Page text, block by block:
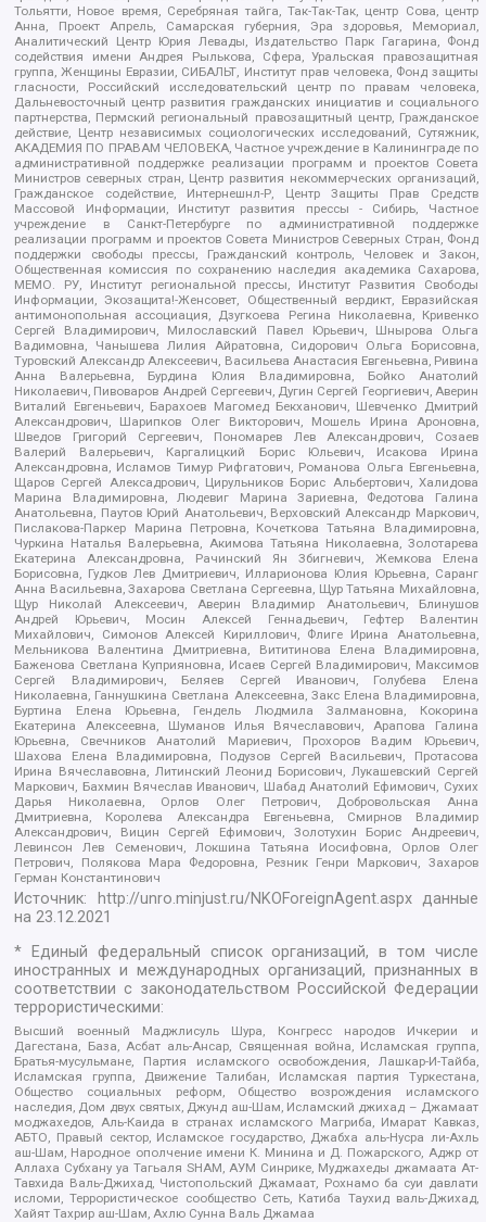
Тольятти, Новое время, Серебряная тайга, Так-Так-Так, центр Сова, центр
Анна, Проект Апрель, Самарская губерния, Эра здоровья, Мемориал,
Аналитический Центр Юрия Левады, Издательство Парк Гагарина, Фонд
содействия имени Андрея Рылькова, Сфера, Уральская правозащитная
группа, Женщины Евразии, СИБАЛЬТ, Институт прав человека, Фонд защиты
гласности, Российский исследовательский центр по правам человека,
Дальневосточный центр развития гражданских инициатив и социального
партнерства, Пермский региональный правозащитный центр, Гражданское
действие, Центр независимых социологических исследований, Сутяжник,
АКАДЕМИЯ ПО ПРАВАМ ЧЕЛОВЕКА, Частное учреждение в Калининграде по
административной поддержке реализации программ и проектов Совета
Министров северных стран, Центр развития некоммерческих организаций,
Гражданское содействие, Интернешнл-Р, Центр Защиты Прав Средств
Массовой Информации, Институт развития прессы - Сибирь, Частное
учреждение в Санкт-Петербурге по административной поддержке
реализации программ и проектов Совета Министров Северных Стран, Фонд
поддержки свободы прессы, Гражданский контроль, Человек и Закон,
Общественная комиссия по сохранению наследия академика Сахарова,
МЕМО. РУ, Институт региональной прессы, Институт Развития Свободы
Информации, Экозащита!-Женсовет, Общественный вердикт, Евразийская
антимонопольная ассоциация, Дзугкоева Регина Николаевна, Кривенко
Сергей Владимирович, Милославский Павел Юрьевич, Шнырова Ольга
Вадимовна, Чанышева Лилия Айратовна, Сидорович Ольга Борисовна,
Туровский Александр Алексеевич, Васильева Анастасия Евгеньевна, Ривина
Анна Валерьевна, Бурдина Юлия Владимировна, Бойко Анатолий
Николаевич, Пивоваров Андрей Сергеевич, Дугин Сергей Георгиевич, Аверин
Виталий Евгеньевич, Барахоев Магомед Бекханович, Шевченко Дмитрий
Александрович, Шарипков Олег Викторович, Мошель Ирина Ароновна,
Шведов Григорий Сергеевич, Пономарев Лев Александрович, Созаев
Валерий Валерьевич, Каргалицкий Борис Юльевич, Исакова Ирина
Александровна, Исламов Тимур Рифгатович, Романова Ольга Евгеньевна,
Щаров Сергей Алексадрович, Цирульников Борис Альбертович, Халидова
Марина Владимировна, Людевиг Марина Зариевна, Федотова Галина
Анатольевна, Паутов Юрий Анатольевич, Верховский Александр Маркович,
Пислакова-Паркер Марина Петровна, Кочеткова Татьяна Владимировна,
Чуркина Наталья Валерьевна, Акимова Татьяна Николаевна, Золотарева
Екатерина Александровна, Рачинский Ян Збигневич, Жемкова Елена
Борисовна, Гудков Лев Дмитриевич, Илларионова Юлия Юрьевна, Саранг
Анна Васильевна, Захарова Светлана Сергеевна, Щур Татьяна Михайловна,
Щур Николай Алексеевич, Аверин Владимир Анатольевич, Блинушов
Андрей Юрьевич, Мосин Алексей Геннадьевич, Гефтер Валентин
Михайлович, Симонов Алексей Кириллович, Флиге Ирина Анатольевна,
Мельникова Валентина Дмитриевна, Вититинова Елена Владимировна,
Баженова Светлана Куприяновна, Исаев Сергей Владимирович, Максимов
Сергей Владимирович, Беляев Сергей Иванович, Голубева Елена
Николаевна, Ганнушкина Светлана Алексеевна, Закс Елена Владимировна,
Буртина Елена Юрьевна, Гендель Людмила Залмановна, Кокорина
Екатерина Алексеевна, Шуманов Илья Вячеславович, Арапова Галина
Юрьевна, Свечников Анатолий Мариевич, Прохоров Вадим Юрьевич,
Шахова Елена Владимировна, Подузов Сергей Васильевич, Протасова
Ирина Вячеславовна, Литинский Леонид Борисович, Лукашевский Сергей
Маркович, Бахмин Вячеслав Иванович, Шабад Анатолий Ефимович, Сухих
Дарья Николаевна, Орлов Олег Петрович, Добровольская Анна
Дмитриевна, Королева Александра Евгеньевна, Смирнов Владимир
Александрович, Вицин Сергей Ефимович, Золотухин Борис Андреевич,
Левинсон Лев Семенович, Локшина Татьяна Иосифовна, Орлов Олег
Петрович, Полякова Мара Федоровна, Резник Генри Маркович, Захаров
Герман Константинович
Источник: http://unro.minjust.ru/NKOForeignAgent.aspxданные
на23.12.2021
* Единый федеральный список организаций, в том числе
иностранных и международных организаций, признанных в
соответствии с законодательством Российской Федерации
террористическими:
Высший военный Маджлисуль Шура, Конгресс народов Ичкерии и
Дагестана, База, Асбат аль-Ансар, Священная война, Исламская группа,
Братья-мусульмане, Партия исламского освобождения, Лашкар-И-Тайба,
Исламская группа, Движение Талибан, Исламская партия Туркестана,
Общество социальных реформ, Общество возрождения исламского
наследия, Дом двух святых, Джунд аш-Шам, Исламский джихад – Джамаат
моджахедов, Аль-Каида в странах исламского Магриба, Имарат Кавказ,
АБТО, Правый сектор, Исламское государство, Джабха аль-Нусра ли-Ахль
аш-Шам, Народное ополчение имени К. Минина и Д. Пожарского, Аджр от
Аллаха Субхану уа Тагьаля SHAM, АУМ Синрике, Муджахеды джамаата Ат-
Тавхида Валь-Джихад, Чистопольский Джамаат, Рохнамо ба суи давлати
исломи, Террористическое сообщество Сеть, Катиба Таухид валь-Джихад,
Хайят Тахрир аш-Шам, Ахлю Сунна Валь Джамаа